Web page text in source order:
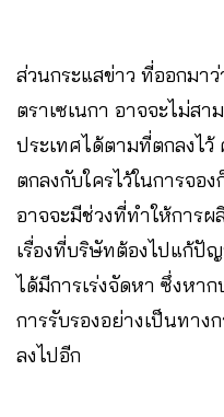
ส่วนกระแสข่าว ที่ออกมา
ตราเซเนกา อาจจะไม่ส
ประเทศได้ตามที่ตกลงไ
ตกลงกับใครไว้ในการจอง
อาจจะมีช่วงที่ทำให้การ
เรื่องที่บริษัทต้องไปแก้ปั
ได้มีการเร่งจัดหา ซึ่งหา
การรับรองอย่างเป็นทาง
ลงไปอีก